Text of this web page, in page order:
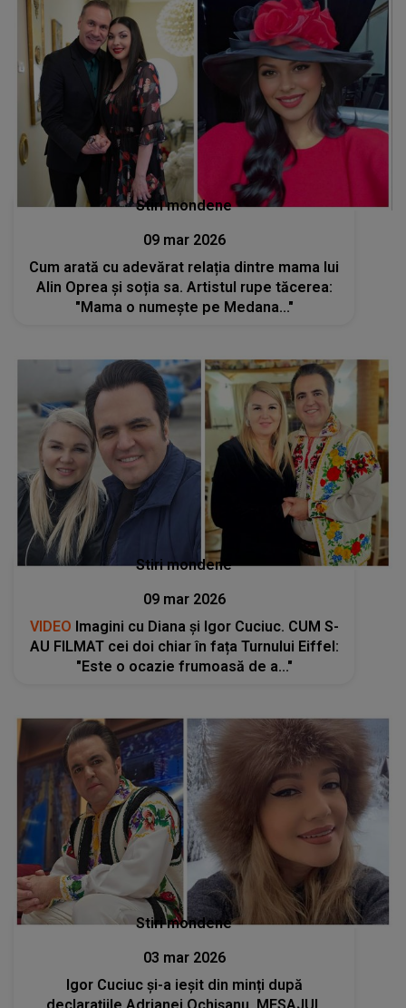
Stiri mondene
09 mar 2026
Cum arată cu adevărat relația dintre mama lui
Alin Oprea și soția sa. Artistul rupe tăcerea:
"Mama o numește pe Medana..."
Stiri mondene
09 mar 2026
VIDEO Imagini cu Diana și Igor Cuciuc. CUM S-
AU FILMAT cei doi chiar în fața Turnului Eiffel:
"Este o ocazie frumoasă de a..."
Stiri mondene
03 mar 2026
Igor Cuciuc și-a ieșit din minți după